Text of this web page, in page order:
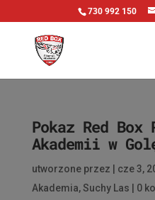
730 992 150
Pokaz Red
Akademii w
utworzone przez cze 3,
Akademia,Suchy Las 0